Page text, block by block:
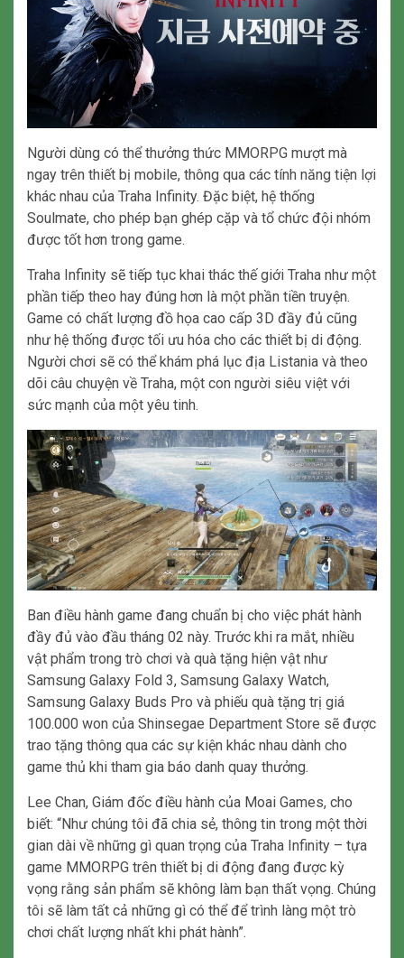
Người dùng có thể thưởng thức MMORPG mượt mà
ngay trên thiết bị mobile, thông qua các tính năng tiện lợi
khác nhau của Traha Infinity. Đặc biệt, hệ thống
Soulmate, cho phép bạn ghép cặp và tổ chức đội nhóm
được tốt hơn trong game.
Traha Infinity sẽ tiếp tục khai thác thế giới Traha như một
phần tiếp theo hay đúng hơn là một phần tiền truyện.
Game có chất lượng đồ họa cao cấp 3D đầy đủ cũng
như hệ thống được tối ưu hóa cho các thiết bị di động.
Người chơi sẽ có thể khám phá lục địa Listania và theo
dõi câu chuyện về Traha, một con người siêu việt với
sức mạnh của một yêu tinh.
Ban điều hành game đang chuẩn bị cho việc phát hành
đầy đủ vào đầu tháng 02 này. Trước khi ra mắt, nhiều
vật phẩm trong trò chơi và quà tặng hiện vật như
Samsung Galaxy Fold 3, Samsung Galaxy Watch,
Samsung Galaxy Buds Pro và phiếu quà tặng trị giá
100.000 won của Shinsegae Department Store sẽ được
trao tặng thông qua các sự kiện khác nhau dành cho
game thủ khi tham gia báo danh quay thưởng.
Lee Chan, Giám đốc điều hành của Moai Games, cho
biết: “Như chúng tôi đã chia sẻ, thông tin trong một thời
gian dài về những gì quan trọng của Traha Infinity – tựa
game MMORPG trên thiết bị di động đang được kỳ
vọng rằng sản phẩm sẽ không làm bạn thất vọng. Chúng
tôi sẽ làm tất cả những gì có thể để trình làng một trò
chơi chất lượng nhất khi phát hành”.